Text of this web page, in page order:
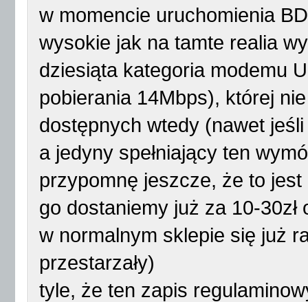
w momencie uruchomienia
wysokie jak na tamte realia
dziesiąta kategoria modemu
pobierania 14Mbps), której
dostępnych wtedy (nawet jeśli
a jedyny spełniający ten
przypomnę jeszcze, że to
go dostaniemy już za 10-
w normalnym sklepie się już
przestarzały)
tyle, że ten zapis